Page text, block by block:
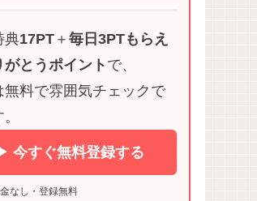
典17PT ＋ 毎日3PTもらえ
がとうポイントで、
無料で雰囲気チェックで
今すぐ無料登録する
なし・登録無料